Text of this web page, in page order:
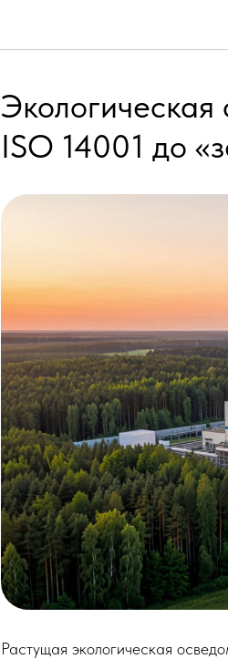
ISO 14001 до
Растущая экологическая